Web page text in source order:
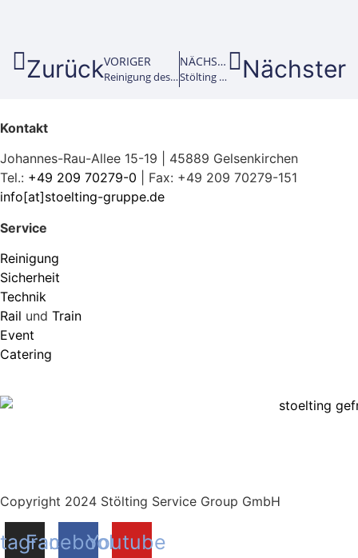
ZurückVORIGER
Reinigung des Vonovia Ruhrstadions und der ZAG-Arena in Hannover
NÄCHSTER
Stölting Service Group übernimmt Dirk Müller Gebäudedienste in Bonn Nächster
Kontakt
Johannes-Rau-Allee 15-19 | 45889 Gelsenkirchen
Tel.: +49 209 70279-0 | Fax: +49 209 70279-151
info[at]stoelting-gruppe.de
Service
Reinigung
Sicherheit
Technik
Rail und Train
Event
Catering
Copyright 2024 Stölting Service Group GmbH
FacebookYoutube